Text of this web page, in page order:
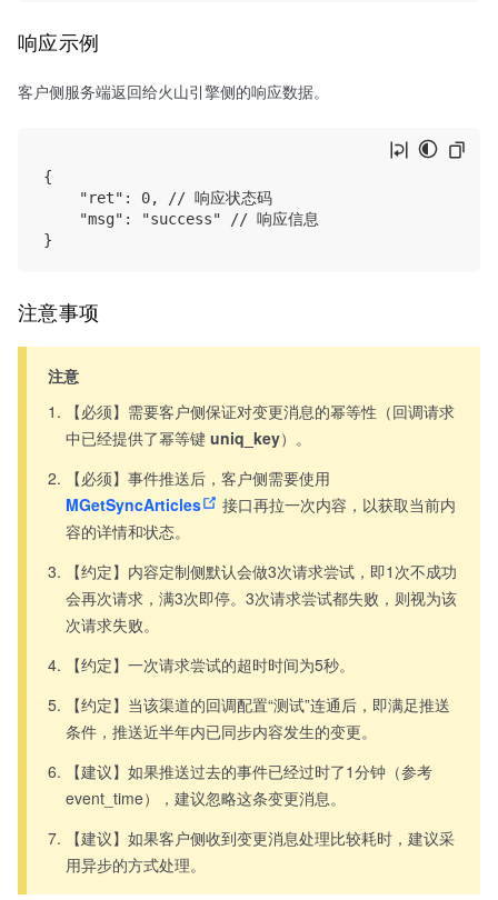
响应示例
客户侧服务端返回给火山引擎侧的响应数据。
{
    "ret": 0, // 响应状态码
    "msg": "success" // 响应信息
注意事项
注意
【必须】需要客户侧保证对变更消息的幂等性（回调请求
中已经提供了幂等键uniq_key）。
【必须】事件推送后，客户侧需要使用
MGetSyncArticles
接口再拉一次内容，以获取当前内
容的详情和状态。
【约定】内容定制侧默认会做3次请求尝试，即1次不成功
会再次请求，满3次即停。3次请求尝试都失败，则视为该
次请求失败。
【约定】一次请求尝试的超时时间为5秒。
【约定】当该渠道的回调配置“测试”连通后，即满足推送
条件，推送近半年内已同步内容发生的变更。
【建议】如果推送过去的事件已经过时了1分钟（参考
event_time），建议忽略这条变更消息。
【建议】如果客户侧收到变更消息处理比较耗时，建议采
用异步的方式处理。